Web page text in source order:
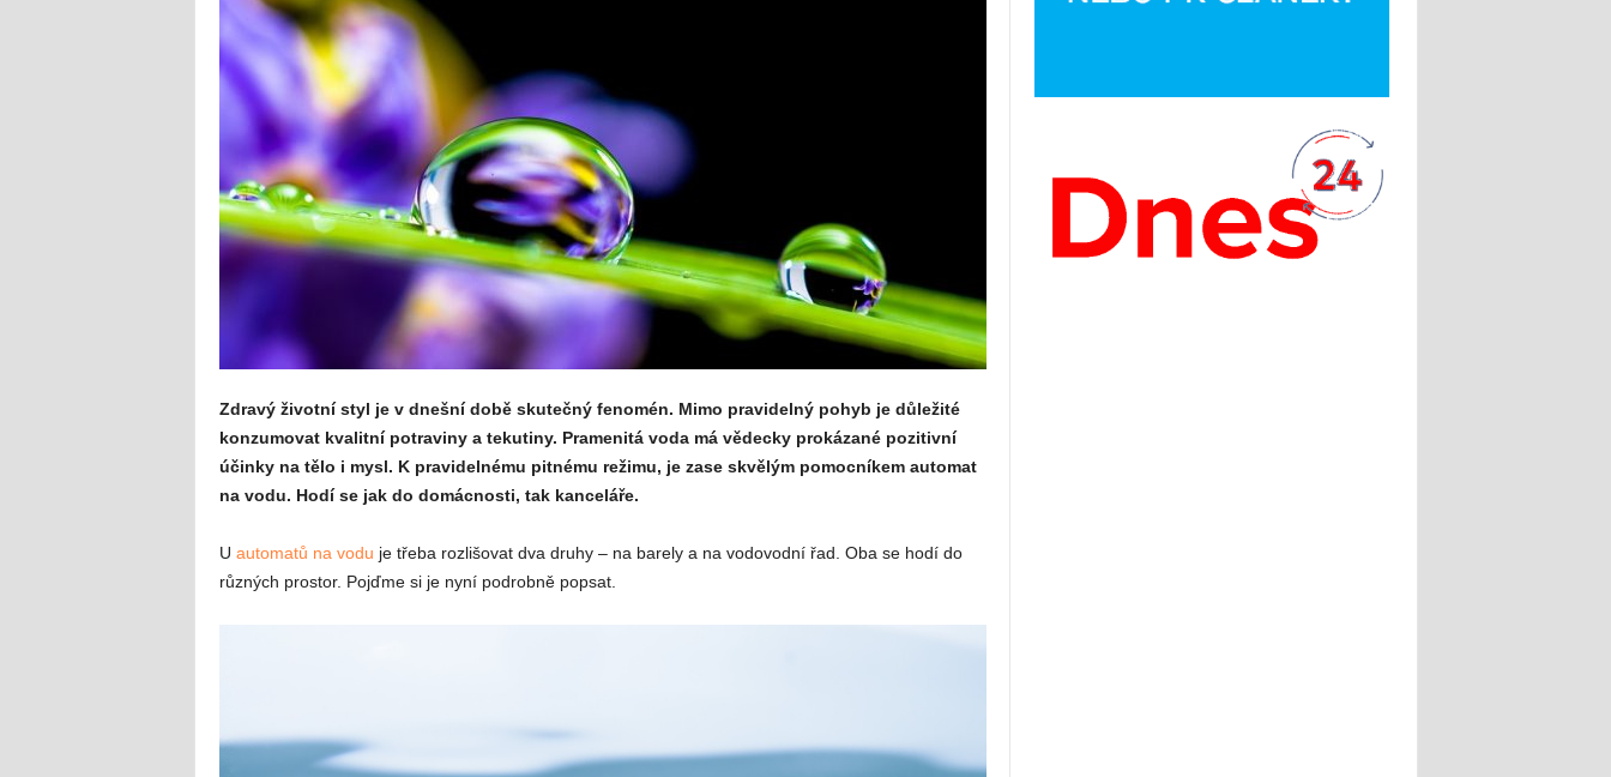
Zdravý životní styl je v dnešní době skutečný fenomén. Mimo pravidelný pohyb je důležité
konzumovat kvalitní potraviny a tekutiny. Pramenitá voda má vědecky prokázané pozitivní
účinky na tělo i mysl. K pravidelnému pitnému režimu, je zase skvělým pomocníkem automat
na vodu. Hodí se jak do domácnosti, tak kanceláře.
U automatů na vodu je třeba rozlišovat dva druhy – na barely a na vodovodní řad. Oba se hodí do
různých prostor. Pojďme si je nyní podrobně popsat.